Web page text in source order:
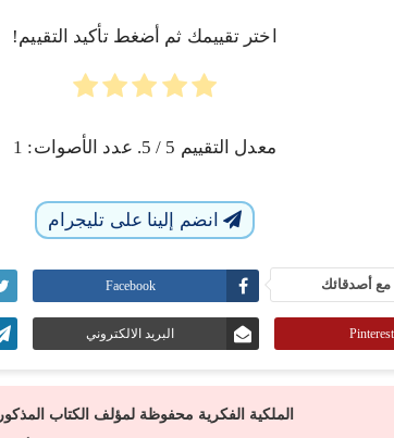
اختر تقييمك ثم أضغط تأكيد التقييم!
معدل التقييم 5 / 5. عدد الأصوات: 1
انضم إلينا على تليجرام
أصدقائك Facebook
Pinterest البريد الالكتروني
الملكية الفكرية محفوظة لمؤلف الكتاب المذكور